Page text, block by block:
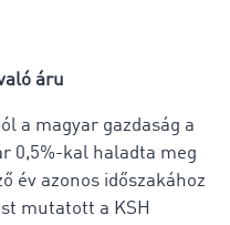
áru
a magyar gazdaság a
0,5%-kal haladta meg
év azonos időszakához
mutatott a KSH